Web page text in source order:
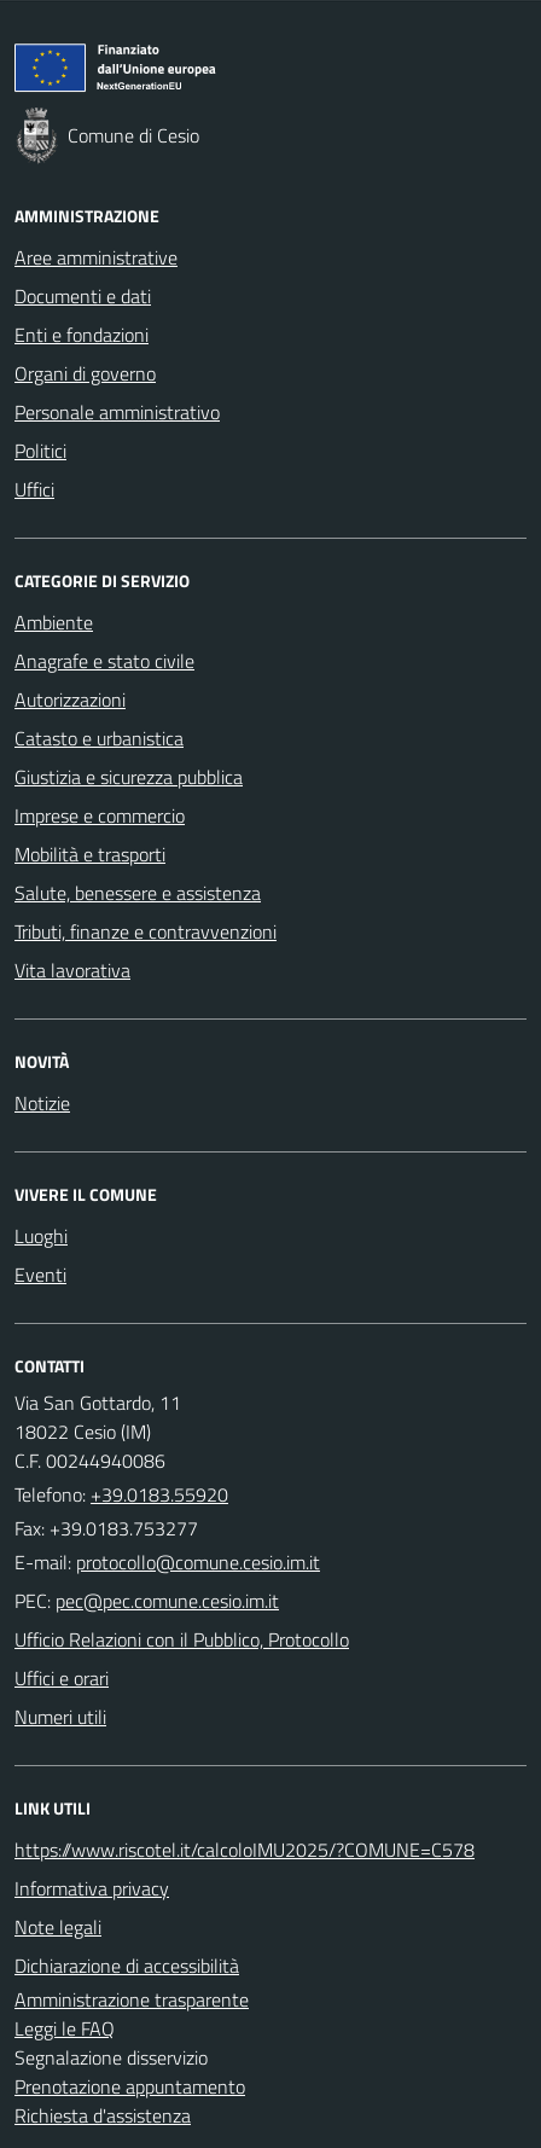
Comune di Cesio
AMMINISTRAZIONE
Aree amministrative
Documenti e dati
Enti e fondazioni
Organi di governo
Personale amministrativo
Politici
Uffici
CATEGORIE DI SERVIZIO
Ambiente
Anagrafe e stato civile
Autorizzazioni
Catasto e urbanistica
Giustizia e sicurezza pubblica
Imprese e commercio
Mobilità e trasporti
Salute, benessere e assistenza
Tributi, finanze e contravvenzioni
Vita lavorativa
NOVITÀ
Notizie
VIVERE IL COMUNE
Luoghi
Eventi
CONTATTI
Via San Gottardo, 11
18022 Cesio (IM)
C.F. 00244940086
Telefono: +39.0183.55920
Fax: +39.0183.753277
E-mail:
PEC:
Ufficio Relazioni con il Pubblico, Protocollo
Uffici e orari
Numeri utili
LINK UTILI
https://www.riscotel.it/calcoloIMU2025/?COMUNE=C578
Informativa privacy
Note legali
Dichiarazione di accessibilità
Amministrazione trasparente
Leggi le FAQ
Segnalazione disservizio
Prenotazione appuntamento
Richiesta d'assistenza